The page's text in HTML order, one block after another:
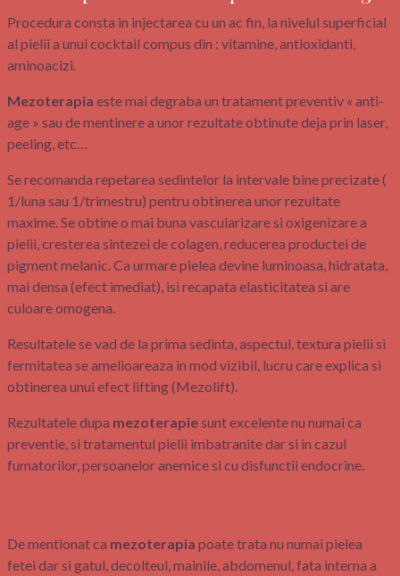
Procedura consta in injectarea cu un ac fin, la nivelul superficial
al pielii a unui cocktail compus din : vitamine, antioxidanti,
aminoacizi.
Mezoterapia este mai degraba un tratament preventiv « anti-
age » sau de mentinere a unor rezultate obtinute deja prin laser,
peeling, etc…
Se recomanda repetarea sedintelor la intervale bine precizate (
1/luna sau 1/trimestru) pentru obtinerea unor rezultate
maxime. Se obtine o mai buna vascularizare si oxigenizare a
pielii, cresterea sintezei de colagen, reducerea productei de
pigment melanic. Ca urmare pielea devine luminoasa, hidratata,
mai densa (efect imediat), isi recapata elasticitatea si are
culoare omogena.
Resultatele se vad de la prima sedinta, aspectul, textura pielii si
fermitatea se amelioareaza in mod vizibil, lucru care explica si
obtinerea unui efect lifting (Mezolift).
Rezultatele dupa mezoterapiesunt excelente nu numai ca
preventie, si tratamentul pielii imbatranite dar si in cazul
fumatorilor, persoanelor anemice si cu disfunctii endocrine.
De mentionat ca mezoterapia poate trata nu numai pielea
fetei dar si gatul, decolteul, mainile, abdomenul, fata interna a